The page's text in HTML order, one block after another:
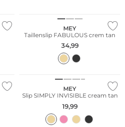
MEY
Taillenslip FABULOUS crem tan
34,99
MEY
Slip SIMPLY INVISIBLE cream tan
19,99